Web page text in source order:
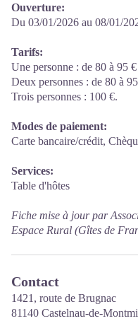
Ouverture:
Du 03/01/2026 au 08/01/
Tarifs:
Une personne : de 80 à 95 €
Deux personnes : de 80 à
Trois personnes : 100 €.
Modes de paiement:
Carte bancaire/crédit,
Services:
Table d'hôtes
Fiche mise à jour par
Espace Rural (Gîtes de
Contact
1421, route de Brugnac
81140 Castelnau-de-